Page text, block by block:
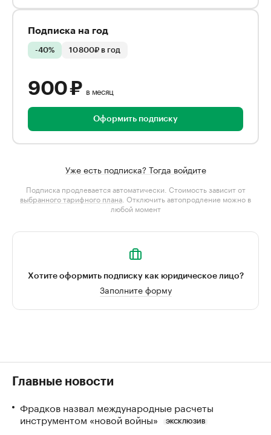
Подписка на год
-40% 10 800₽ в год
900 ₽ в месяц
Оформить подписку
Уже есть подписка? Тогда войдите
Подписка продлевается автоматически. Стоимость зависит от
выбранного тарифного плана . Отключить автопродление можно в
любой момент
Хотите оформить подписку как юридическое лицо?
Заполните форму
Главные новости
Фрадков назвал международные расчеты
инструментом «новой войны»
ЭКСКЛЮЗИВ